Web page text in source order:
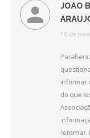
JOAO
disse:
18 de
informar
do que
retornar.